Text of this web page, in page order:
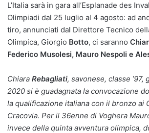
L’Italia sarà in gara all’Esplanade des
Olimpiadi dal 25 luglio al 4 agosto: ad
tiro, annunciati dal Direttore Tecnico
Olimpica, Giorgio Botto, ci saranno
Federico Musolesi, Mauro Nespoli e
Chiara Rebagliati, savonese, classe ’97,
2020 si è guadagnata la convocazione
la qualificazione italiana con il bronzo ai
Cracovia. Per il 36enne di Voghera
invece della quinta avventura olimpica,